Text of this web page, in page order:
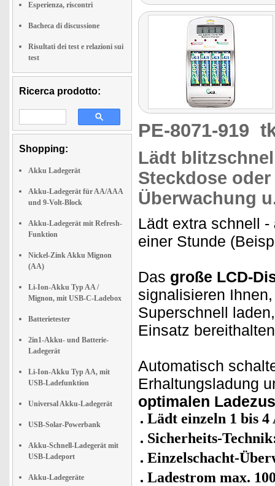
Esperienza, riscontri
Bacheca di discussione
Risultati dei test e relazioni sui
test
Ricerca prodotto:
Shopping:
Akku Ladegerät
Akku-Ladegerät für AA/AAA
und 9-Volt-Block
Akku-Ladegerät mit Refresh-
Funktion
Nickel-Zink Akku Mignon
(AA)
Li-Ion-Akku Typ AA /
Mignon, mit USB-C-Ladebox
Batterietester
2in1-Akku- und Batterie-
Ladegerät
Li-Ion-Akku Typ AA, mit
USB-Ladefunktion
Universal Akku-Ladegerät
USB-Solar-Powerbank
Akku-Schnell-Ladegerät mit
USB-Ladeport
Akku-Ladegeräte
PE-8071-919
Lädt
Steckdose
Überwachung
Lädt extra schnell -
einer Stunde
Das große LCD-
signalisieren
Superschnell
Einsatz
Automatisch
Erhaltungsladung
optimalen
Lädt einzeln 1 bis 4
Sicherheits-
Einzelschacht-
Ladestrom max.